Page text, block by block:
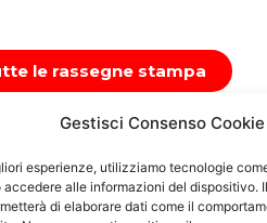
Gestisci Consenso Cookie
esperienze, utilizziamo tecnologie
accedere alle informazioni del dispositivo.
di elaborare dati come il
le rassegne stampa